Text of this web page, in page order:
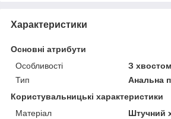
Характеристики
Основні атрибути
Особливості
З хвостом
Тип
Анальна
Користувальницькі характеристики
Матеріал
Штучний